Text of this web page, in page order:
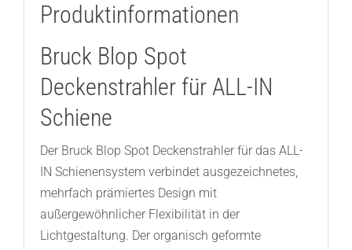
Produktinformationen
Bruck Blop Spot
Deckenstrahler für ALL-IN
Schiene
Der Bruck Blop Spot Deckenstrahler für das ALL-
IN Schienensystem verbindet ausgezeichnetes,
mehrfach prämiertes Design mit
außergewöhnlicher Flexibilität in der
Lichtgestaltung. Der organisch geformte